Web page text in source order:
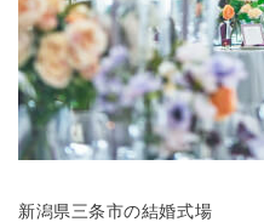
新潟県三条市の結婚式場